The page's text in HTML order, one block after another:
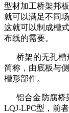
型材加工桥架邦
就可以满足不同
这就可以制成槽
布线的需要。
桥架的无孔槽
简称，由底板与
槽形部件。
铝合金防腐桥
LQJ-LPC型，前